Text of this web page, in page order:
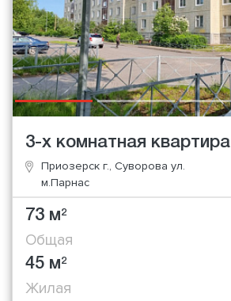
3-х комнатная квартира
Приозерск г., Суворова ул.
м.Парнас
73 м2
Общая
45 м2
Жилая